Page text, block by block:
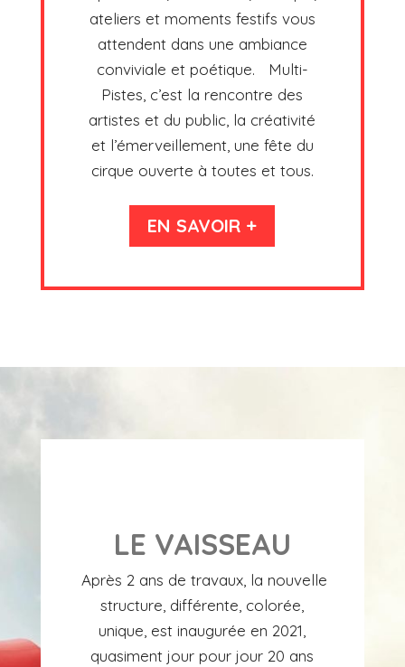
ateliers et moments festifs vous
attendent dans une ambiance
conviviale et poétique. Multi-
Pistes, c’est la rencontre des
artistes et du public, la créativité
et l’émerveillement, une fête du
cirque ouverte à toutes et tous.
EN SAVOIR +
LE VAISSEAU
Après 2 ans de travaux, la nouvelle
structure, différente, colorée,
unique, est inaugurée en 2021,
quasiment jour pour jour 20 ans